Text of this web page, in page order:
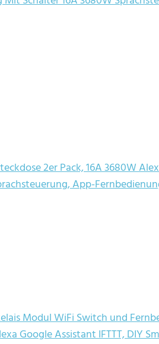
2er Pack, 16A 3680W
App-
Modul WiFi Switch und
Google Assistant IFTTT, DIY